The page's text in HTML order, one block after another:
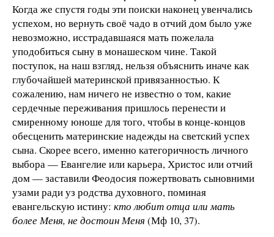
Когда же спустя годы эти поиски наконец увенчались
успехом, но вернуть своё чадо в отчий дом было уже
невозможно, исстрадавшаяся мать пожелала
уподобиться сыну в монашеском чине. Такой
поступок, на наш взгляд, нельзя объяснить иначе как
глубочайшей материнской привязанностью. К
сожалению, нам ничего не известно о том, какие
сердечные переживания пришлось перенести и
смиренному юноше для того, чтобы в конце-концов
обесценить материнские надежды на светский успех
сына. Скорее всего, именно категоричность личного
выбора — Евангелие или карьера, Христос или отчий
дом — заставили Феодосия пожертвовать сыновними
узами ради уз родства духовного, поминая
евангельскую истину: кто любит отца или мать
более Меня, не достоин Меня (Мф 10, 37).